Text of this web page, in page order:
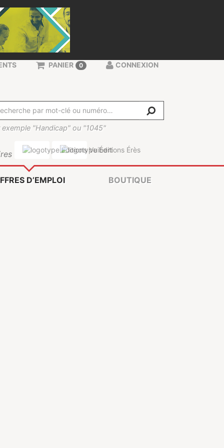
exemple "Handicap" ou "1045"
PANIER 0 CONNEXION
D’EMPLOI BOUTIQUE